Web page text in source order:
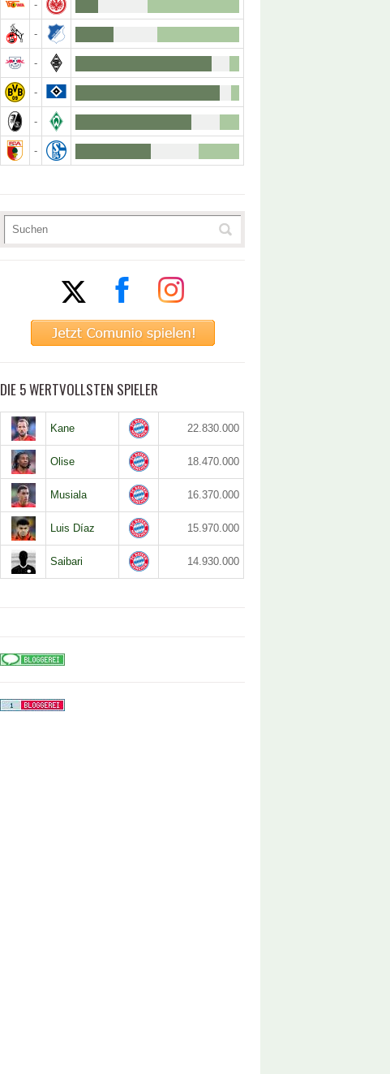
-
-
-
-
-
-
DIE 5 WERTVOLLSTEN SPIELER
Kane 22.830.000
Olise 18.470.000
Musiala 16.370.000
Luis Díaz 15.970.000
Saibari 14.930.000